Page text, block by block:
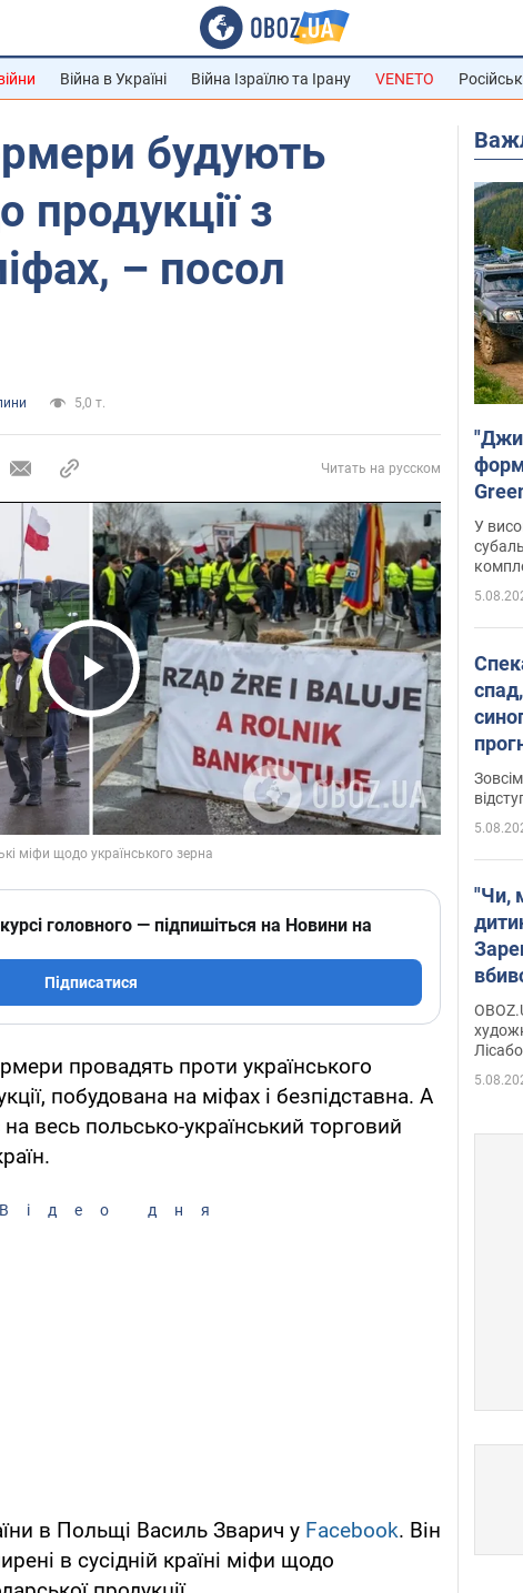
Війна в Україні Війна Ізраїлю та Ірану VENETO
будують
продукції з
– посол
5,0 т.
Читать на русском
Play Video
головного — підпишіться на Новини на
Підписатися
провадять проти українського
побудована на міфах і безпідставна. А
весь польсько-український торговий
Відео дня
в Польщі Василь Зварич у Facebook. Він
в сусідній країні міфи щодо
У
"Чи,
в